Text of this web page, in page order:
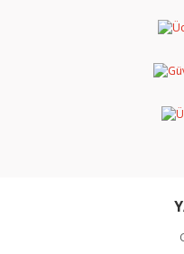
Ürün açıklamasında